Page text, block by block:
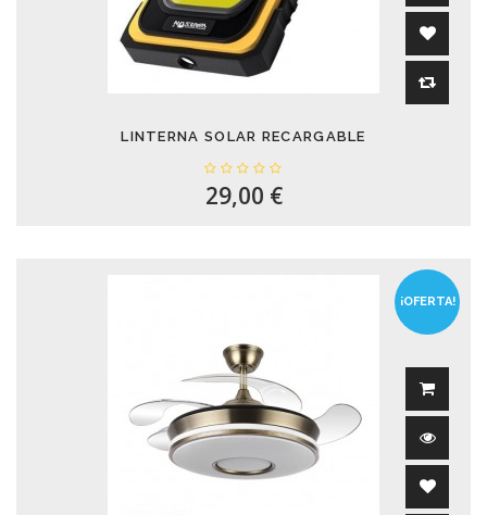
LINTERNA SOLAR RECARGABLE
29,00 €
¡OFERTA!